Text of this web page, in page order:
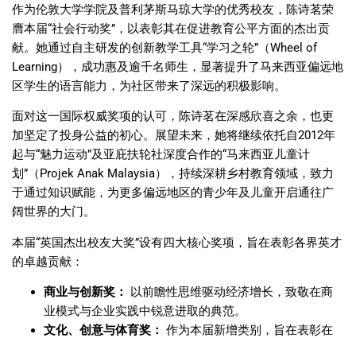
作为伦敦大学学院及普利茅斯马琼大学的优秀校友，陈诗茗荣
膺本届“社会行动奖” ，以表彰其在促进教育公平方面的杰出贡
献。她通过自主研发的创新教学工具“学习之轮” （Wheel of
Learning），成功惠及逾千名师生，显著提升了马来西亚偏远地
区学生的语言能力，为社区带来了深远的积极影响。
面对这一国际权威奖项的认可，陈诗茗在深感欣喜之余，也更
加坚定了投身公益的初心。展望未来，她将继续依托自2012年
起与“魅力运动”及亚庇扶轮社深度合作的“马来西亚儿童计
划” （Projek Anak Malaysia），持续深耕乡村教育领域，致力
于通过知识赋能，为更多偏远地区的青少年及儿童开启通往广
阔世界的大门。
本届“英国杰出校友大奖”设有四大核心奖项，旨在表彰各界英才
的卓越贡献：
商业与创新奖：
以前瞻性思维驱动经济增长，致敬在商
业模式与企业实践中锐意进取的典范。
文化、创意与体育奖： 作为本届新增类别，旨在表彰在